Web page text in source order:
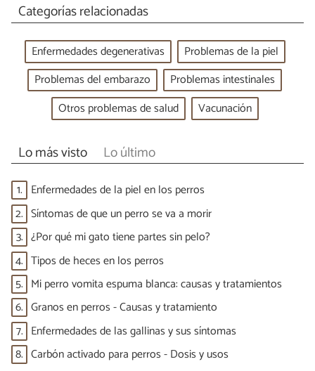
Categorías relacionadas
Enfermedades degenerativas
Problemas de la piel
Problemas del embarazo
Problemas intestinales
Otros problemas de salud
Vacunación
Lo más visto Lo último
1. Enfermedades de la piel en los perros
2. Síntomas de que un perro se va a morir
3. ¿Por qué mi gato tiene partes sin pelo?
4. Tipos de heces en los perros
5. Mi perro vomita espuma blanca: causas y tratamientos
6. Granos en perros - Causas y tratamiento
7. Enfermedades de las gallinas y sus síntomas
8. Carbón activado para perros - Dosis y usos